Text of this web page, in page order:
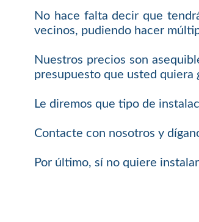
No hace falta decir que
vecinos, pudiendo hacer
Nuestros precios son
presupuesto que usted quiera
Le diremos que tipo de
Contacte con nosotros y
Por último, sí no quiere